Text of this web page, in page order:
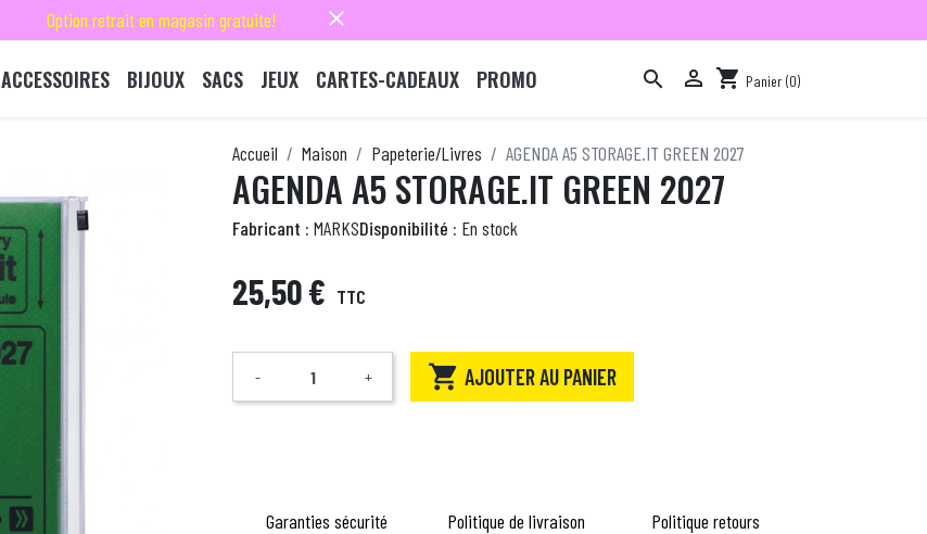
Option retrait en magasin gratuite! close
ACCESSOIRES BIJOUX SACS JEUX CARTES-CADEAUX PROMO   shopping_cart Panier (0)
Accueil Maison Papeterie/Livres AGENDA A5 STORAGE.IT GREEN 2027
AGENDA A5 STORAGE.IT GREEN 2027
Fabricant : MARKSDisponibilité : En stock
25,50 € TTC
Quantité
- +  AJOUTER AU PANIER
Garanties sécurité Politique de livraison Politique retours